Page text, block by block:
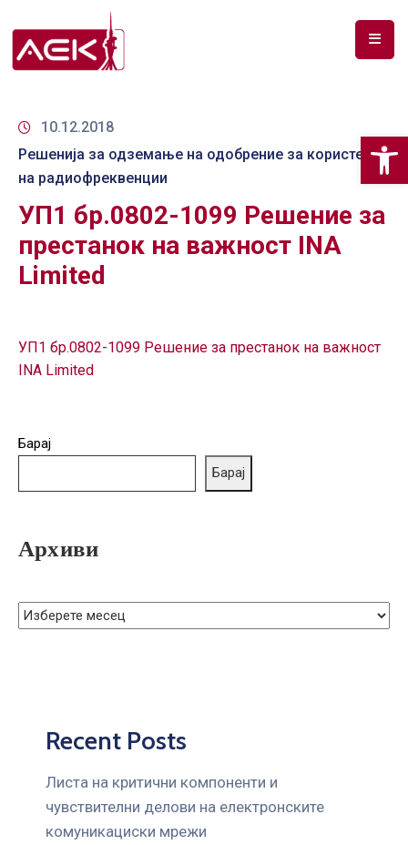
ЗА
ДОКУМЕНТИ
РФ
СПЕКТАР
ТЕЛЕКОМУНИКАЦИИ
НА
ПАЗАР
ЗА
КОРИСНИЦИ
10.12.2018
Решенија за одземање на одобрение за користење
на радиофреквенции
УП1 бр.0802-1099 Решение за
престанок на важност INA
Limited
УП1 бр.0802-1099 Решение за престанок на важност
INA Limited
Барај
Барај
Архиви
Recent Posts
Листа на критични компоненти и
чувствителни делови на електронските
комуникациски мрежи